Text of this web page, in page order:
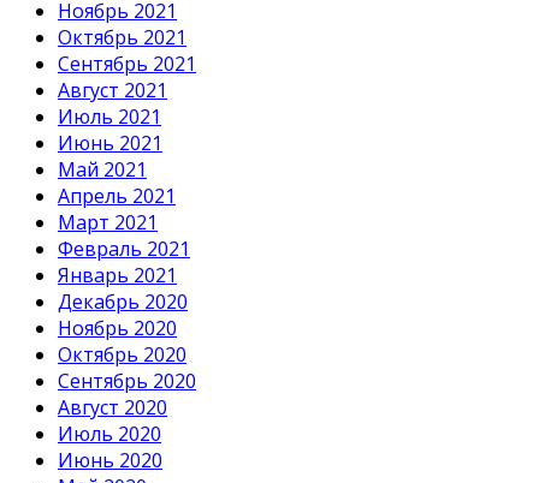
Ноябрь 2021
Октябрь 2021
Сентябрь 2021
Август 2021
Июль 2021
Июнь 2021
Май 2021
Апрель 2021
Март 2021
Февраль 2021
Январь 2021
Декабрь 2020
Ноябрь 2020
Октябрь 2020
Сентябрь 2020
Август 2020
Июль 2020
Июнь 2020